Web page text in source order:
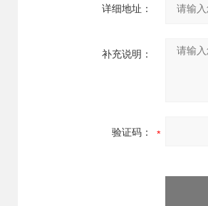
详细地址：
补充说明：
验证码：